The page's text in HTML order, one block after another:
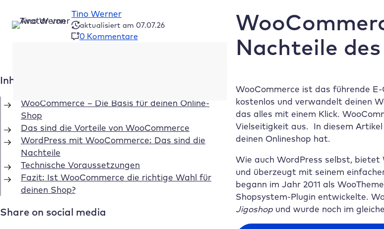
Nachteile
WooCommerce ist das führende
kostenlos und verwandelt deinen
das alles mit einem Klick.
Vielseitigkeit aus. In diesem
deinen Onlineshop hat.
Wie auch WordPress selbst, bietet
und überzeugt mit seinem
begann im Jahr 2011 als
Shopsystem-Plugin entwickelte.
Jigoshop und wurde noch im
Tino Werner
aktualisiert am 07.07.26
0 Kommentare
Inhaltsverzeichnis
WooCommerce – Die Basis für deinen Online-
Shop
Das sind die Vorteile von WooCommerce
WordPress mit WooCommerce: Das sind die
Nachteile
Technische Voraussetzungen
Fazit: Ist WooCommerce die richtige Wahl für
deinen Shop?
Share on social media